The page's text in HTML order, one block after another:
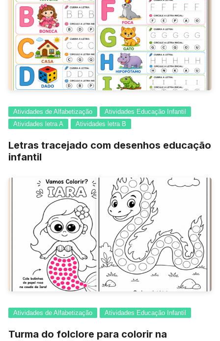
Atividades de Alfabetização
Atividades Educação Infantil
Atividades letra A
Atividades letra B
Letras tracejado com desenhos educação
infantil
Atividades de Alfabetização Atividades Educação Infantil
Turma do folclore para colorir na